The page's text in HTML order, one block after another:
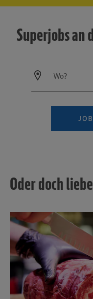
Superjobs an
Oder doch